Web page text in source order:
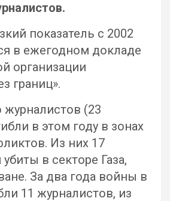
показатель с 2002
в ежегодном докладе
организации
границ».
(23
в этом году в зонах
Из них 17
в секторе Газа,
За два года войны в
11 журналистов, из